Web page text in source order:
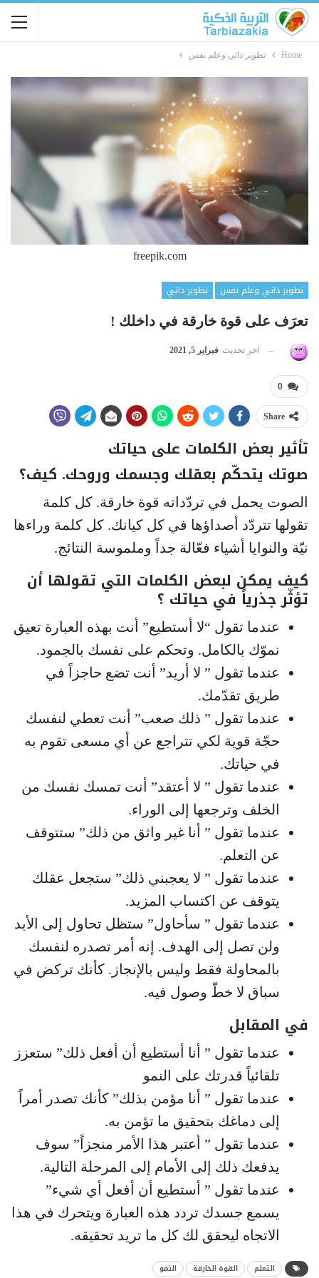
Home تطوير ذاتي وعلم نفس
freepik.com
تطوير ذاتي وعلم نفس
تطوير ذاتي
تعرَف على قوة خارقة في داخلك !
اخر تحديث فبراير 5, 2021
0
Share
تأثير بعض الكلمات على حياتك
صوتك يتحكّم بعقلك وجسمك وروحك. كيف؟
الصوت يحمل في تردّداته قوة خارقة. كل كلمة
تقولها تتردّد أصداؤها في كل كيانك. كل كلمة وراءها
نيّة والنوايا أشياء فعّالة جداً وملموسة النتائج.
كيف يمكن لبعض الكلمات التي تقولها أن
تؤثّر جذرياً في حياتك ؟
عندما تقول “لا أستطيع” أنت بهذه العبارة تعيق
نموّك بالكامل. وتحكم على نفسك بالجمود.
عندما تقول ” لا أريد” أنت تضع حاجزاً في
طريق تقدّمك.
عندما تقول ” ذلك صعب” أنت تعطي لنفسك
حجّة قوية لكي تتراجع عن أي مسعى تقوم به
في حياتك.
عندما تقول ” لا أعتقد” أنت تمسك نفسك من
الخلف وترجعها إلى الوراء.
عندما تقول ” أنا غير واثق من ذلك” ستتوقف
عن التعلم.
عندما تقول ” لا يعجبني ذلك” ستجعل عقلك
يتوقف عن اكتساب المزيد.
عندما تقول ” سأحاول” ستظل تحاول إلى الأبد
ولن تصل إلى الهدف. إنه أمر تصدره لنفسك
بالمحاولة فقط وليس بالإنجاز. كأنك تركض في
سباق لا خطّ وصول فيه.
في المقابل
عندما تقول ” أنا أستطيع أن أفعل ذلك” ستعزز
تلقائياً قدرتك على النمو
عندما تقول ” أنا مؤمن بذلك” كأنك تصدر أمراً
إلى دماغك بتحقيق ما تؤمن به.
عندما تقول ” أعتبر هذا الأمر منجزاً” سوف
يدفعك ذلك إلى الأمام إلى المرحلة التالية.
عندما تقول ” أستطيع أن أفعل أي شيء”
يسمع جسدك تردد هذه العبارة ويتحرك في هذا
الاتجاه ليحقق لك كل ما تريد تحقيقه.
التعلم القوة الخارقة النمو